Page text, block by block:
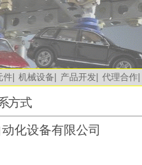
件| 机械设备 产品开发| 代理合作|
方式
动化设备有限公司